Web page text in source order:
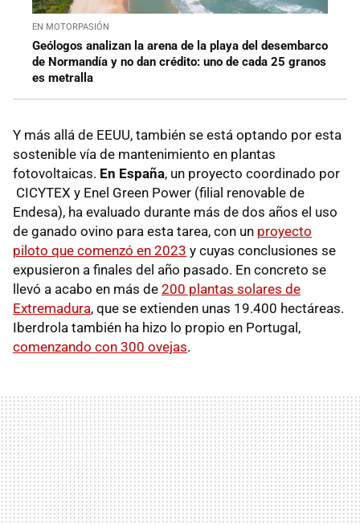
EN MOTORPASIÓN
Geólogos analizan la arena de la playa del desembarco
de Normandía y no dan crédito: uno de cada 25 granos
es metralla
Y más allá de EEUU, también se está optando por esta
sostenible vía de mantenimiento en plantas
fotovoltaicas. En España, un proyecto coordinado por
CICYTEX y Enel Green Power (filial renovable de
Endesa), ha evaluado durante más de dos años el uso
de ganado ovino para esta tarea, con un proyecto
piloto que comenzó en 2023 y cuyas conclusiones se
expusieron a finales del año pasado. En concreto se
llevó a acabo en más de 200 plantas solares de
Extremadura, que se extienden unas 19.400 hectáreas.
Iberdrola también ha hizo lo propio en Portugal,
comenzando con 300 ovejas.